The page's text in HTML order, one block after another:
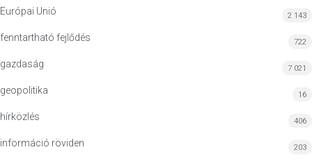
Európai Unió 2 143
fenntartható fejlődés 722
gazdaság 7 021
geopolitika 16
hírközlés 406
információ röviden 203